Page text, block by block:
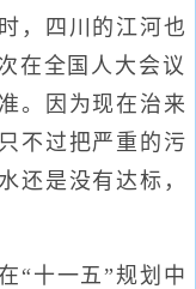
四川的江河也
在全国人大会议
。因为现在治来
不过把严重的污
还是没有达标，
十一五”规划中